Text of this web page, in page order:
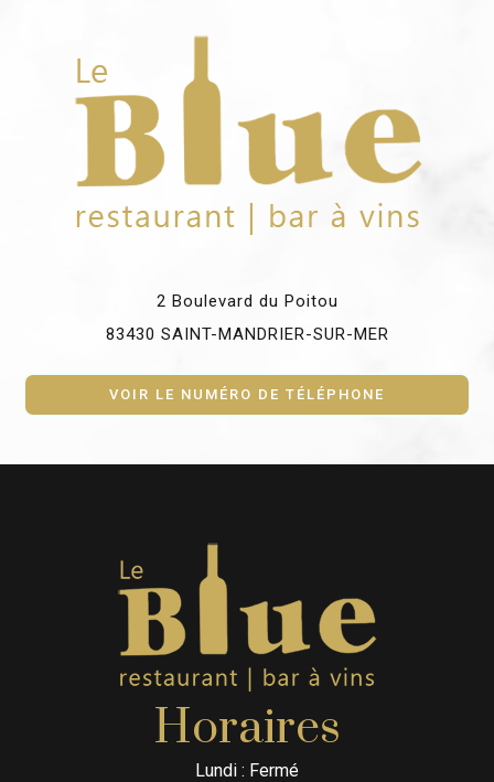
2 Boulevard du Poitou
83430 SAINT-MANDRIER-SUR-MER
VOIR LE NUMÉRO DE TÉLÉPHONE
Horaires
Lundi : Fermé